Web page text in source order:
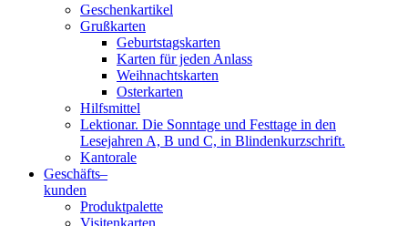
gGmbHGeschenkartikel
Grußkarten
Geburtstagskarten
Karten für jeden Anlass
Weihnachtskarten
Osterkarten
Hilfsmittel
Lektionar. Die Sonntage und Festtage in den
Lesejahren A, B und C, in Blindenkurzschrift.
Kantorale
Geschäfts­–
kunden
Produktpalette
Visitenkarten